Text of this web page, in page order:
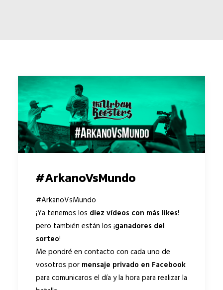
#ArkanoVsMundo
#‎ArkanoVsMundo‬
¡Ya tenemos los diez vídeos con más likes!
pero también están los ¡ganadores del
sorteo!
Me pondré en contacto con cada uno de
vosotros por mensaje privado en Facebook
para comunicaros el día y la hora para realizar la